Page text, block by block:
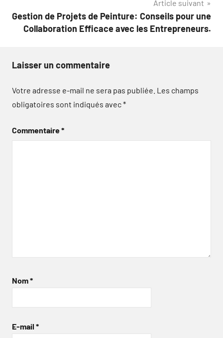
Article suivant
Gestion de Projets de Peinture: Conseils pour une
Collaboration Efficace avec les Entrepreneurs.
Laisser un commentaire
Votre adresse e-mail ne sera pas publiée. Les champs
obligatoires sont indiqués avec*
Commentaire*
Nom*
E-mail *